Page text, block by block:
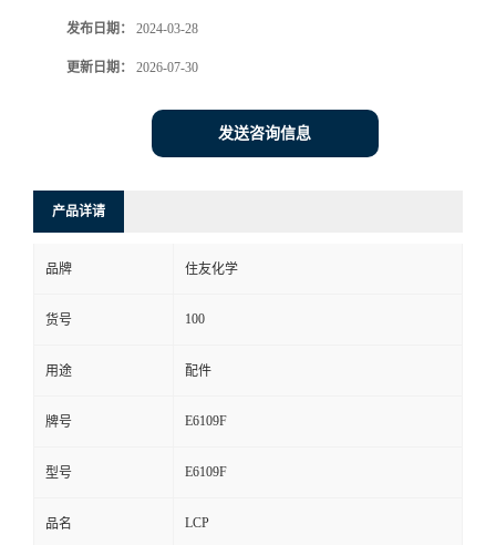
发布日期： 2024-03-28
更新日期： 2026-07-30
发送咨询信息
产品详请
品牌 住友化学
货号 100
用途 配件
牌号 E6109F
型号 E6109F
品名 LCP